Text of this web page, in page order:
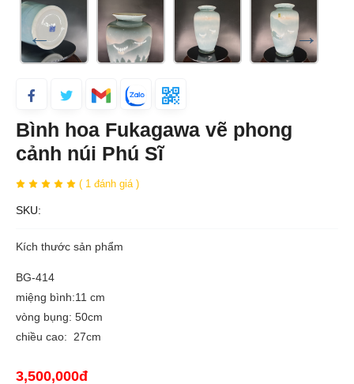
Bình hoa Fukagawa vẽ phong
cảnh núi Phú Sĩ
( 1 đánh giá )
SKU:
Kích thước sản phẩm
BG-414
miệng bình:11 cm
vòng bụng: 50cm
chiều cao: 27cm
3,500,000đ